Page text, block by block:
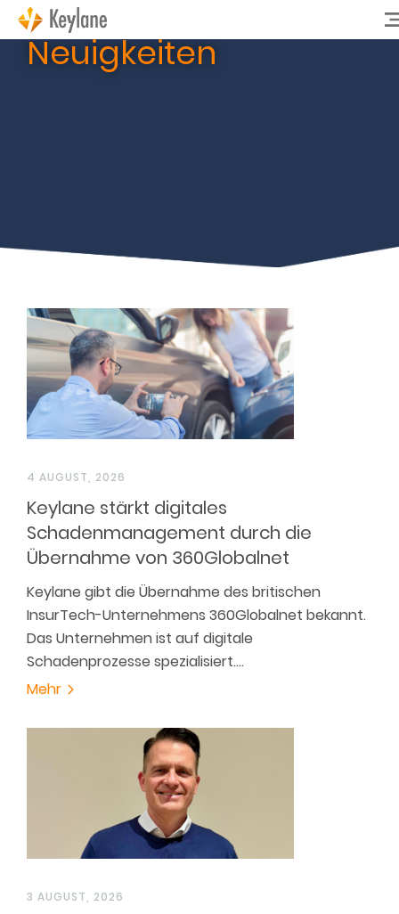
Neuigkeiten
4 AUGUST, 2026
Keylane stärkt digitales
Schadenmanagement durch die
Übernahme von 360Globalnet
Keylane gibt die Übernahme des britischen
InsurTech-Unternehmens 360Globalnet bekannt.
Das Unternehmen ist auf digitale
Schadenprozesse spezialisiert.…
Mehr
3 AUGUST, 2026